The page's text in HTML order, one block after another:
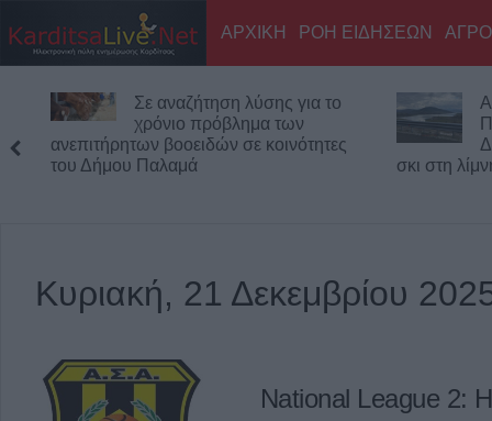
ΑΡΧΙΚΗ ΡΟΗ ΕΙΔΗΣΕΩΝ
Σε αναζήτηση λύσης για το
χρόνιο πρόβλημα των
ανεπιτήρητων βοοειδών σε κοινότητες
του Δήμου Παλαμά
σκι στη
Κυριακή, 21 Δεκεμβρίου
National League 2: